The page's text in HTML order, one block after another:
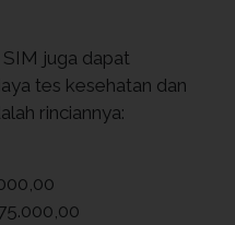
juga dapat
tes kesehatan dan
rinciannya: